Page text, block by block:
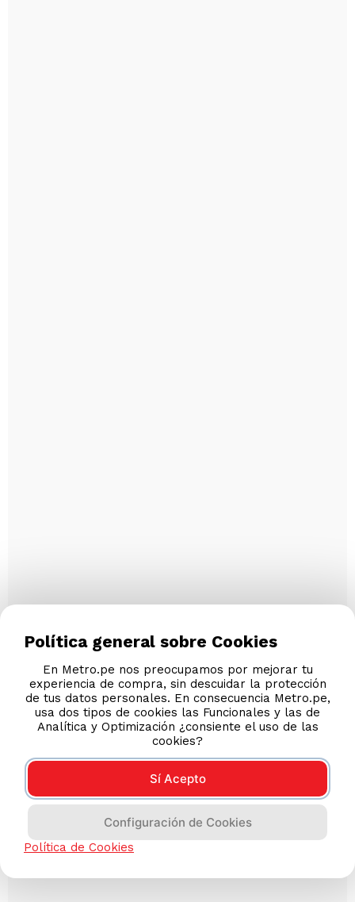
Política general sobre Cookies
En Metro.pe nos preocupamos por mejorar tu
experiencia de compra, sin descuidar la protección
de tus datos personales. En consecuencia Metro.pe,
usa dos tipos de cookies las Funcionales y las de
Analítica y Optimización ¿consiente el uso de las
cookies?
Sí Acepto
Configuración de Cookies
Política de Cookies